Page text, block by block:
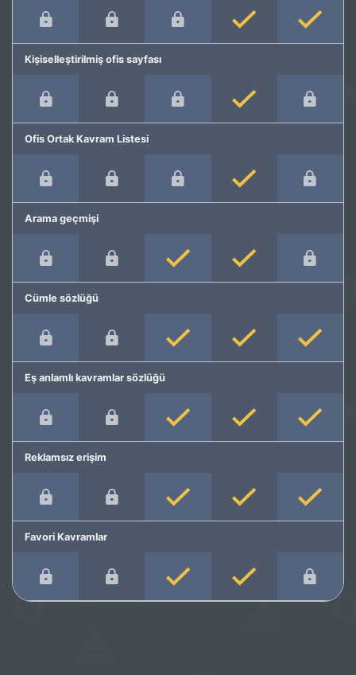
Kişiselleştirilmiş ofis sayfası
Ofis Ortak Kavram Listesi
Arama geçmişi
Cümle sözlüğü
Eş anlamlı kavramlar sözlüğü
Reklamsız erişim
Favori Kavramlar